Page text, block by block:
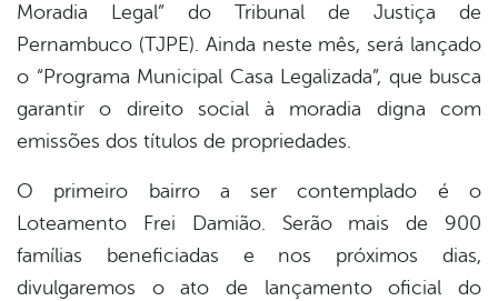
Moradia Legal” do Tribunal de Justiça de
Pernambuco (TJPE). Ainda neste mês, será lançado
o “Programa Municipal Casa Legalizada”, que busca
garantir o direito social à moradia digna com
emissões dos títulos de propriedades.
O primeiro bairro a ser contemplado é o
Loteamento Frei Damião. Serão mais de 900
famílias beneficiadas e nos próximos dias,
divulgaremos o ato de lançamento oficial do